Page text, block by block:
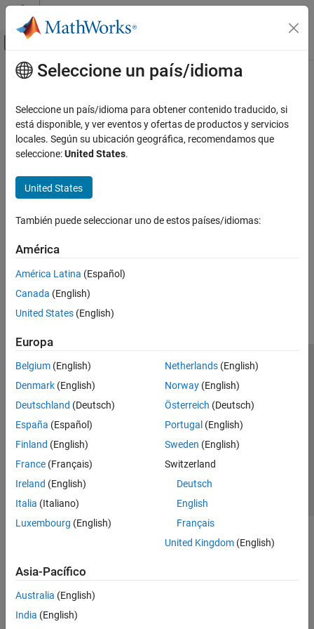
Saltar al contenido
Mostrar/ocultar menú de navegación
Inicio de Documentación
Contenido principal
¿Qué tan útil fue esta traducción?
Seleccione un país/idioma
Seleccione un país/idioma para obtener contenido traducido, si
está disponible, y ver eventos y ofertas de productos y servicios
locales. Según su ubicación geográfica, recomendamos que
seleccione:United States.
United States
También puede seleccionar uno de estos países/idiomas:
América
América Latina (Español)
Canada (English)
United States (English)
Europa
Belgium (English)
Denmark (English)
Deutschland (Deutsch)
España (Español)
Finland (English)
France (Français)
Ireland (English)
Italia (Italiano)
Luxembourg (English)
Netherlands(English)
Norway(English)
Österreich (Deutsch)
Portugal (English)
Sweden (English)
Switzerland
Deutsch
English
Français
United Kingdom(English)
Asia-Pacífico
Australia (English)
India (English)
Centro de confianza
Marcas comerciales
Política de privacidad
Antipiratería
Estado de las aplicaciones
Información de contacto
© 1994-2026 The MathWorks, Inc.